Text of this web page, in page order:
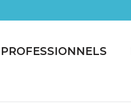
PROFESSIONNELS